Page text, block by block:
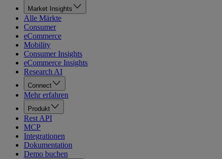
Market Insights
Alle Märkte
Consumer
eCommerce
Mobility
Consumer Insights
eCommerce Insights
Research AI
Connect
Mehr erfahren
Produkt
Rest API
MCP
Integrationen
Dokumentation
Demo buchen